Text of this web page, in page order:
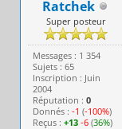
Ratchek
Super posteur
Messages : 1 354
Sujets : 65
Inscription : Juin
2004
Réputation :0
Donnés :-1 (-100%)
Reçus :+13 -6 (36%)